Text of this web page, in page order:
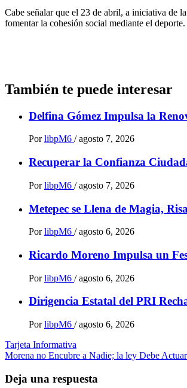
Cabe señalar que el 23 de abril, a iniciativa de
fomentar la cohesión social mediante el
También te puede interesar
Delfina Gómez Impulsa la
Por libpM6 / agosto 7, 2026
Recuperar la Confianza
Por libpM6 / agosto 7, 2026
Metepec se Llena de Magia,
Por libpM6 / agosto 6, 2026
Ricardo Moreno Impulsa un
Por libpM6 / agosto 6, 2026
Dirigencia Estatal del PRI
Por libpM6 / agosto 6, 2026
Navegación
de
entradas
Tarjeta Informativa
Morena no Encubre a Nadie; la ley Debe
Deja una respuesta